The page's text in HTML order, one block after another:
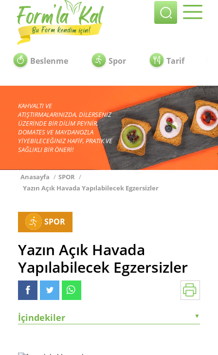
Beslenme Spor Tarif
KAHVALTI VE
ATIŞTIRMALARINIZDA, DİLERSENİZ
ÜZERİNDE BİR DİLİM PEYNİR,
DOMATES VE MAYDANOZLA
YİYEBİLECEĞİNİZ HAFİF, PRATİK VE
SAĞLIKLI BİR ÖNERİ!
Anasayfa / SPOR /
Yazın Açık Havada Yapılabilecek Egzersizler
SPOR
Yazın Açık Havada
Yapılabilecek Egzersizler
İçindekiler ▼